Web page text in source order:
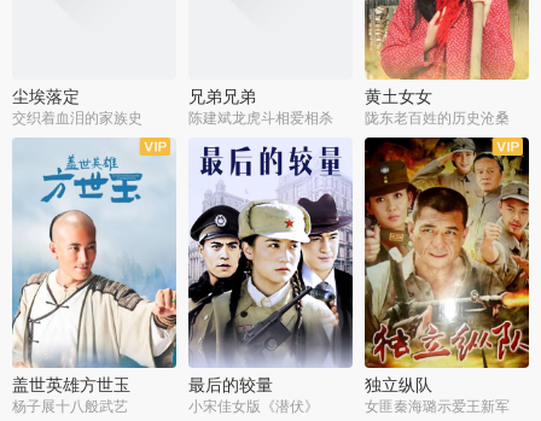
尘埃落定
交织着血泪的家族史
兄弟兄弟
陈建斌龙虎斗相爱相杀
黄土女女
陇东老百姓的历史沧桑
全36集
盖世英雄方世玉
杨子展十八般武艺
全28集
最后的较量
小宋佳女版《潜伏》
全44集
独立纵队
女匪秦海璐示爱王新军